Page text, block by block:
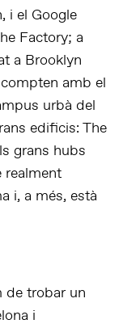
i el Google
Factory; a
a Brooklyn
amb el
urbà del
edificis: The
grans hubs
realment
i, a més, està
de trobar un
i